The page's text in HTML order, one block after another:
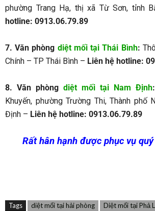
phường Trang Hạ, thị xã Từ Sơn, tỉnh
hotline: 0913.06.79.89
7. Văn phòng diệt mối tại Thái Bình:
Chính – TP Thái Bình – Liên hệ hotline:
8. Văn phòng diệt mối tại Nam Định:
Khuyến, phường Trường Thi, Thành phố
Định – Liên hệ hotline: 0913.06.79.89
Rất hân hạnh được phục vụ
Tags diệt mối tại hải phòng
Diệt mối tại Phả